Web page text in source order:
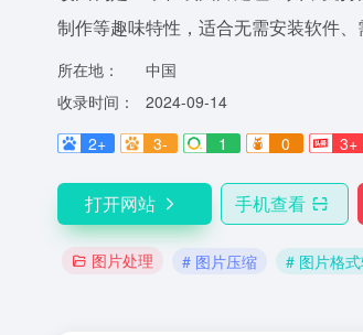
制作等趣味特性，适合无需安装软件
所在地：
中国
收录时间：
2024-09-14
2+
3- 1 0 3+
打开网站 手机查看
图片处理 # 图片压缩 # 图片格